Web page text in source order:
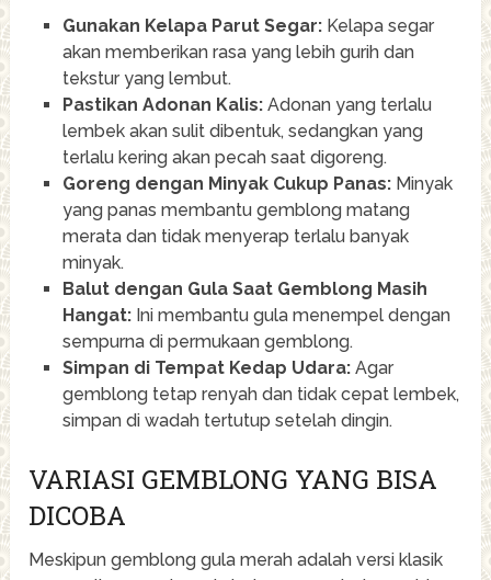
Gunakan Kelapa Parut Segar:Kelapa segar
akan memberikan rasa yang lebih gurih dan
tekstur yang lembut.
Pastikan Adonan Kalis:Adonan yang terlalu
lembek akan sulit dibentuk, sedangkan yang
terlalu kering akan pecah saat digoreng.
Goreng dengan Minyak Cukup Panas:Minyak
yang panas membantu gemblong matang
merata dan tidak menyerap terlalu banyak
minyak.
Balut dengan Gula Saat Gemblong Masih
Hangat:Ini membantu gula menempel dengan
sempurna di permukaan gemblong.
Simpan di Tempat Kedap Udara:Agar
gemblong tetap renyah dan tidak cepat lembek,
simpan di wadah tertutup setelah dingin.
VARIASI GEMBLONG YANG BISA
DICOBA
Meskipun gemblong gula merah adalah versi klasik